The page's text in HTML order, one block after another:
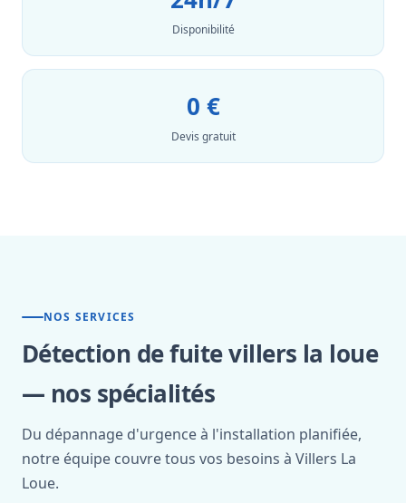
Disponibilité
0 €
Devis gratuit
NOS SERVICES
Détection de fuite villers la loue
— nos spécialités
Du dépannage d'urgence à l'installation planifiée,
notre équipe couvre tous vos besoins à Villers La
Loue.